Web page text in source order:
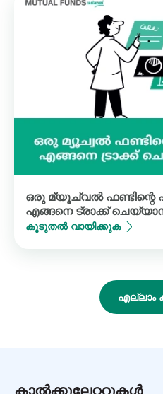
ഒരു മ്യൂച്വൽ ഫണ്ടിന്റെ
എങ്ങനെ ട്രാക്ക്
കൂടുതൽ വായിക്കുക